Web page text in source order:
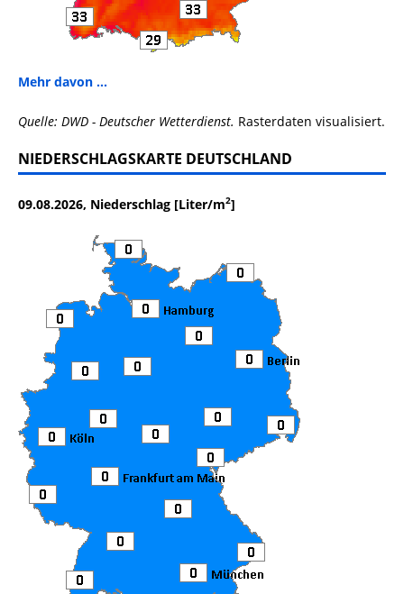
Mehr davon ...
Quelle: DWD - Deutscher Wetterdienst. Rasterdaten visualisiert.
NIEDERSCHLAGSKARTE DEUTSCHLAND
09.08.2026, Niederschlag [Liter/m2]